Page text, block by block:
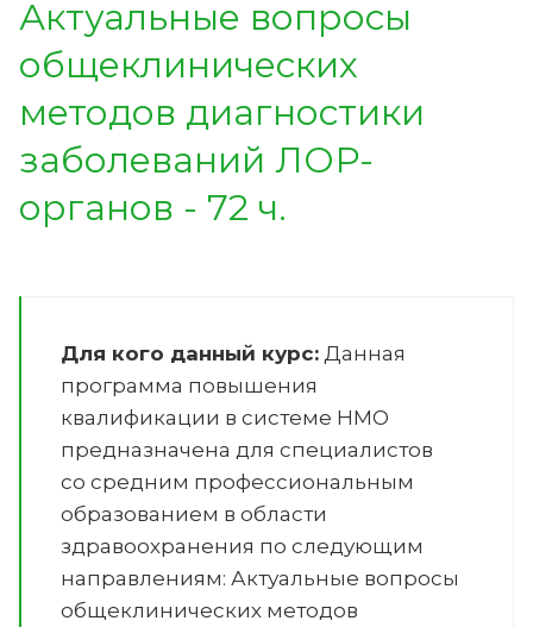
Актуальные вопросы
общеклинических
методов диагностики
заболеваний ЛОР-
органов - 72 ч.
Для кого данный курс: Данная
программа повышения
квалификации в системе НМО
предназначена для специалистов
со средним профессиональным
образованием в области
здравоохранения по следующим
направлениям: Актуальные вопросы
общеклинических методов